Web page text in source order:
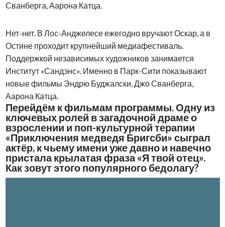
Сванберга, Аарона Катца.
Нет-нет. В Лос-Анджелесе ежегодно вручают Оскар, а в
Остине проходит крупнейший медиафестиваль.
Поддержкой независимых художников занимается
Институт «Сандэнс». Именно в Парк-Сити показывают
новые фильмы Эндрю Буджалски, Джо Сванберга,
Аарона Катца.
Перейдём к фильмам программы. Одну из
ключевых ролей в загадочной драме о
взрослении и поп-культурной терапии
«Приключения медведя Бригсби» сыграл
актёр, к чьему имени уже давно и навечно
пристала крылатая фраза «Я твой отец».
Как зовут этого популярного бедолагу?